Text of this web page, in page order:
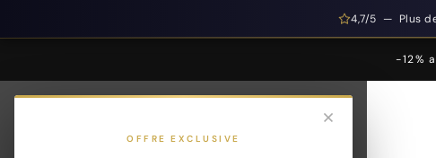
4,7/5 — Plus
-12%
OFFRE EXCLUSIVE